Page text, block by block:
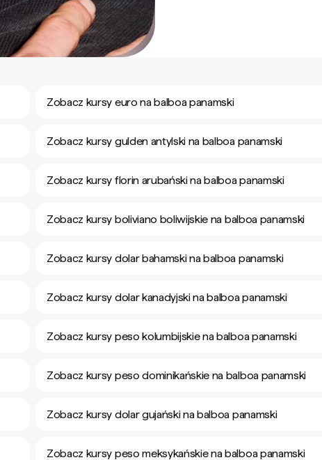
Zobacz kursy euro na balboa panamski
Zobacz kursy gulden antylski na balboa panamski
Zobacz kursy florin arubański na balboa panamski
Zobacz kursy boliviano boliwijskie na balboa panamski
Zobacz kursy dolar bahamski na balboa panamski
Zobacz kursy dolar kanadyjski na balboa panamski
Zobacz kursy peso kolumbijskie na balboa panamski
Zobacz kursy peso dominikańskie na balboa panamski
Zobacz kursy dolar gujański na balboa panamski
Zobacz kursy peso meksykańskie na balboa panamski